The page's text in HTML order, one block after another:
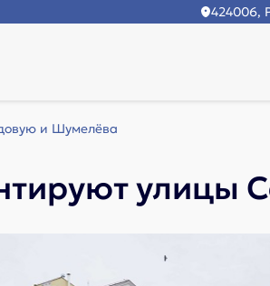
424006,
и Шумелёва
улицы